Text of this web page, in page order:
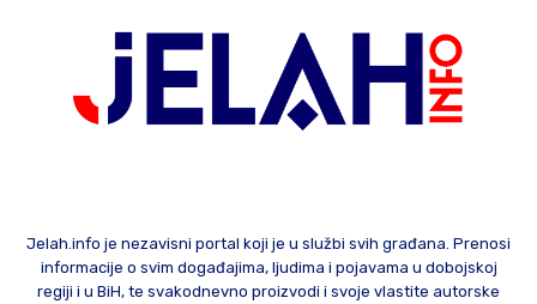
Jelah.info je nezavisni portal koji je u službi svih građana. Prenosi
informacije o svim događajima, ljudima i pojavama u dobojskoj
regiji i u BiH, te svakodnevno proizvodi i svoje vlastite autorske